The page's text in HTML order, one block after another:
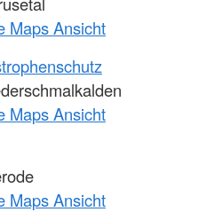
Maps Ansicht
Maps Ansicht
Maps Ansicht